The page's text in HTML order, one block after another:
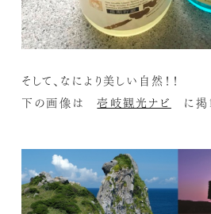
そして、なにより美しい自然！！
下の画像は壱岐観光ナビ に掲